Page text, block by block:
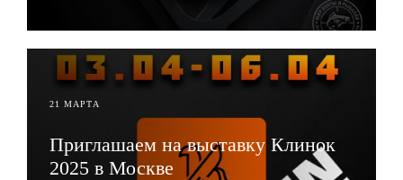
21 МАРТА
Приглашаем на выставку Клинок
2025 в Москве